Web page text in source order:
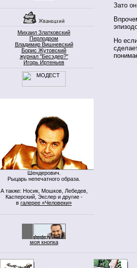
Михаил Златковский
Перлодром
Владимир Вишневский
Борис Жутовский
журнал "Бесэдер?"
Игорь Иртеньев
Шендерович.
Рыцарь непечатного образа.
А также: Носик, Мошков, Лебедев,
Касперский, Экслер и другие -
в галерее «Человеки»
моя кнопка
Зато
Но